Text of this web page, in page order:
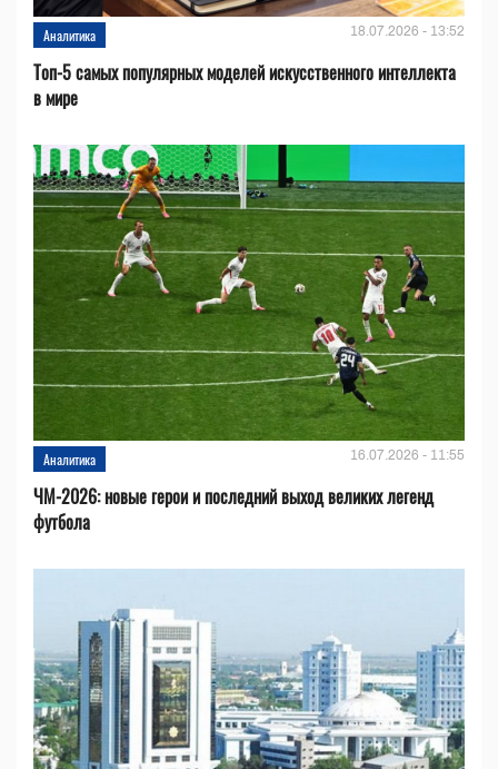
Аналитика 18.07.2026 - 13:52
Топ-5 самых популярных моделей искусственного интеллекта
в мире
Аналитика 16.07.2026 - 11:55
ЧМ-2026: новые герои и последний выход великих легенд
футбола